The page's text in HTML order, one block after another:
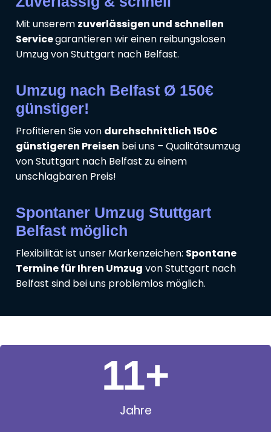
Mit unserem zuverlässigen und schnellen
Servicegarantieren wir einen reibungslosen
Umzug von Stuttgart nach Belfast.
Umzug nach Belfast Ø 150€
günstiger!
Profitieren Sie von durchschnittlich 150€
günstigeren Preisen bei uns – Qualitätsumzug
von Stuttgart nach Belfast zu einem
unschlagbaren Preis!
Spontaner Umzug Stuttgart
Belfast möglich
Flexibilität ist unser Markenzeichen: Spontane
Termine für Ihren Umzug von Stuttgart nach
Belfast sind bei uns problemlos möglich.
Jahre
11+